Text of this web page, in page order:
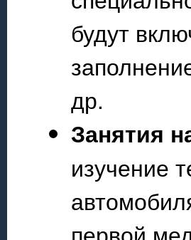
будут
др.
Занятия
изучение